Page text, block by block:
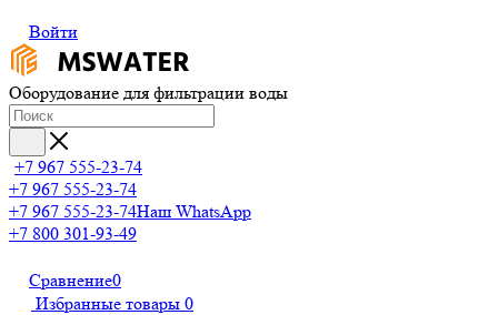
Войти
Оборудование для фильтрации воды
+7 967 555-23-74
+7 967 555-23-74
+7 967 555-23-74Наш WhatsApp
+7 800 301-93-49
Сравнение0
Избранные товары 0